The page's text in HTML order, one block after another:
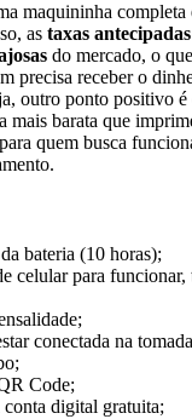
maquininha completa
as taxas antecipadas
do mercado, o
precisa receber o
outro ponto positivo
mais barata que
quem busca
bateria (10 horas);
celular para
conectada na
Code;
digital gratuita;